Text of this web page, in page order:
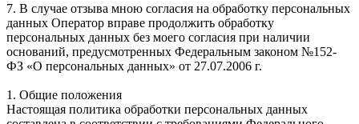
7. В случае отзыва мною согласия на обработку персональных
данных Оператор вправе продолжить обработку
персональных данных без моего согласия при наличии
оснований, предусмотренных Федеральным законом №152-
ФЗ «О персональных данных» от 27.07.2006 г.
1. Общие положения
Настоящая политика обработки персональных данных